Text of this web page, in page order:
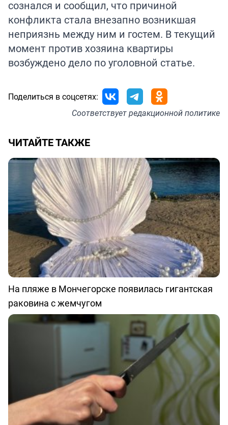
сознался и сообщил, что причиной
конфликта стала внезапно возникшая
неприязнь между ним и гостем. В текущий
момент против хозяина квартиры
возбуждено дело по уголовной статье.
Поделиться в соцсетях:
Соответствуетредакционной политике
ЧИТАЙТЕ ТАКЖЕ
На пляже в Мончегорске появилась гигантская
раковина с жемчугом